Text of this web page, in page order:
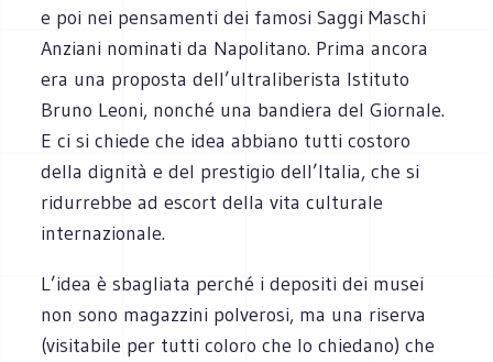
e poi nei pensamenti dei famosi Saggi Maschi
Anziani nominati da Napolitano. Prima ancora
era una proposta dell’ultraliberista Istituto
Bruno Leoni, nonché una bandiera del Giornale.
E ci si chiede che idea abbiano tutti costoro
della dignità e del prestigio dell’Italia, che si
ridurrebbe ad escort della vita culturale
internazionale.
L’idea è sbagliata perché i depositi dei musei
non sono magazzini polverosi, ma una riserva
(visitabile per tutti coloro che lo chiedano) che